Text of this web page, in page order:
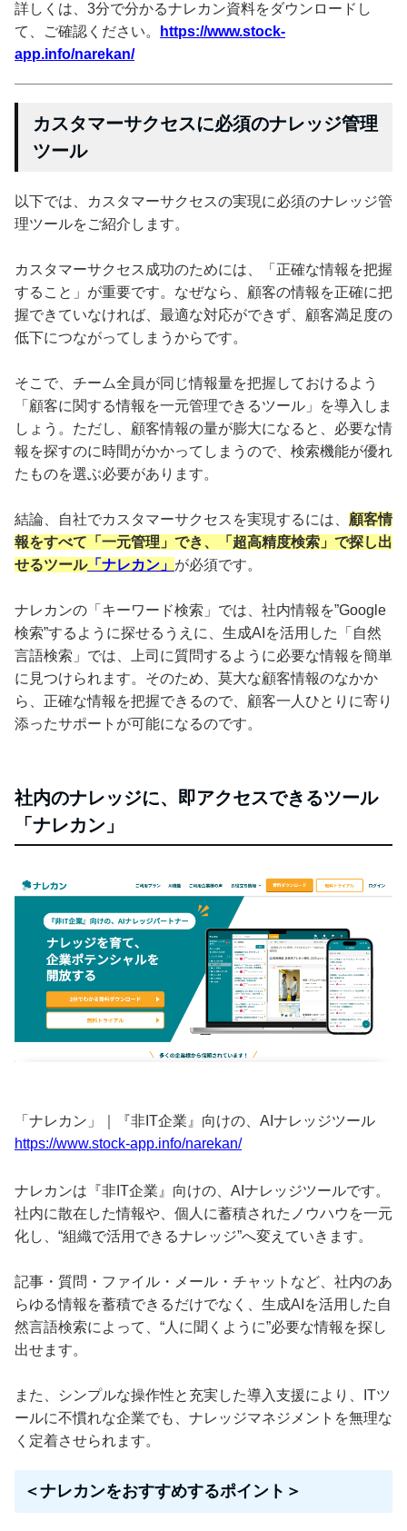
詳しくは、3分で分かるナレカン資料をダウンロードし
て、ご確認ください。
https://www.stock-
app.info/narekan/
カスタマーサクセスに必須のナレッジ管理
ツール
以下では、カスタマーサクセスの実現に必須のナレッジ管
理ツールをご紹介します。
カスタマーサクセス成功のためには、「正確な情報を把握
すること」が重要です。なぜなら、顧客の情報を正確に把
握できていなければ、最適な対応ができず、顧客満足度の
低下につながってしまうからです。
そこで、チーム全員が同じ情報量を把握しておけるよう
「顧客に関する情報を一元管理できるツール」を導入しま
しょう。ただし、顧客情報の量が膨大になると、必要な情
報を探すのに時間がかかってしまうので、検索機能が優れ
たものを選ぶ必要があります。
結論、自社でカスタマーサクセスを実現するには、 顧客情
報をすべて「一元管理」でき、「超高精度検索」で探し出
せるツール「ナレカン」 が必須です。
ナレカンの「キーワード検索」では、社内情報を”Google
検索”するように探せるうえに、生成AIを活用した「自然
言語検索」では、上司に質問するように必要な情報を簡単
に見つけられます。そのため、莫大な顧客情報のなかか
ら、正確な情報を把握できるので、顧客一人ひとりに寄り
添ったサポートが可能になるのです。
社内のナレッジに、即アクセスできるツール
「ナレカン」
「ナレカン」｜『非IT企業』向けの、AIナレッジツール
https://www.stock-app.info/narekan/
ナレカンは『非IT企業』向けの、AIナレッジツールです。
社内に散在した情報や、個人に蓄積されたノウハウを一元
化し、“組織で活用できるナレッジ”へ変えていきます。
記事・質問・ファイル・メール・チャットなど、社内のあ
らゆる情報を蓄積できるだけでなく、生成AIを活用した自
然言語検索によって、“人に聞くように”必要な情報を探し
出せます。
また、シンプルな操作性と充実した導入支援により、ITツ
ールに不慣れな企業でも、ナレッジマネジメントを無理な
く定着させられます。
＜ナレカンをおすすめするポイント＞